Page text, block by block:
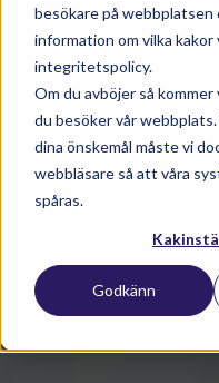
besökare på webbplatsen
information om vilka kakor
integritetspolicy.
Om du avböjer så
du besöker vår
dina önskemål måste vi
webbläsare så att våra
spåras.
Godkänn